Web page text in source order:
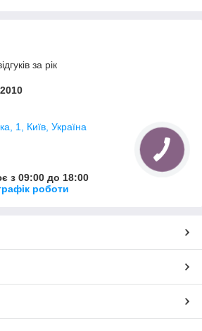
день трохи поступаються більш
качество производства и сборки
Глядя на фото изделий, вы
китайский производитель
в самом начале выпуска продукции.
плюсов находящихся в продаже
(4 роки) гарантія, збільшений
вибір модифікацій настінних
потужностями і варіативності функцій.
вам будуть доступні відразу
комплект, рассчитанный на
за рік
1, Київ, Україна
з 09:00 до 18:00
роботи